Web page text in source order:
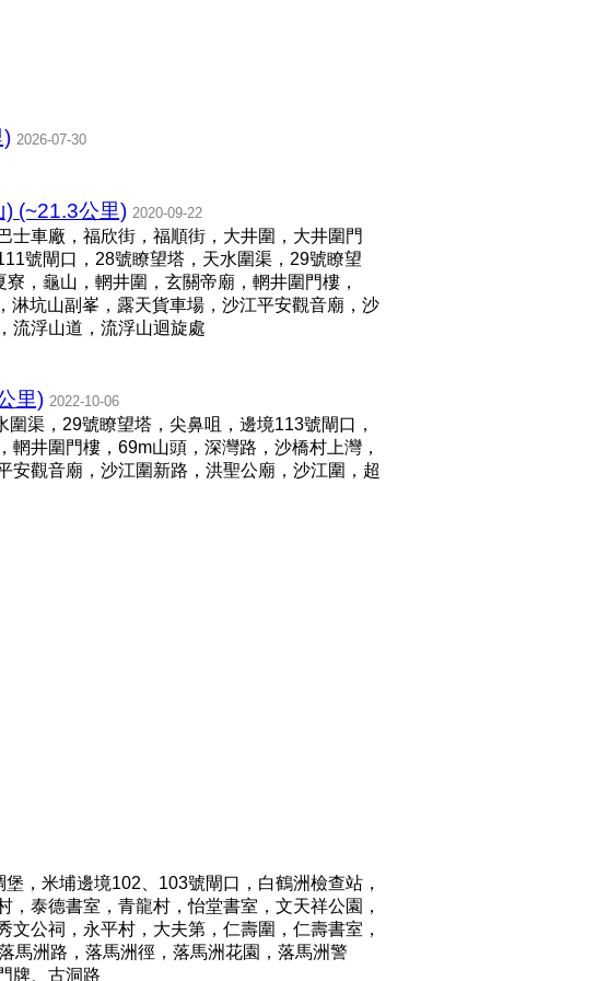
) 2026-07-30
(~21.3公里) 2020-09-22
士車廠，福欣街，福順街，大井圍，大井圍門
號閘口，28號瞭望塔，天水圍渠，29號瞭望
，龜山，輞井圍，玄關帝廟，輞井圍門樓，
淋坑山副峯，露天貨車場，沙江平安觀音廟，沙
流浮山道，流浮山迴旋處
里) 2022-10-06
渠，29號瞭望塔，尖鼻咀，邊境113號閘口，
井圍門樓，69m山頭，深灣路，沙橋村上灣，
觀音廟，沙江圍新路，洪聖公廟，沙江圍，超
，米埔邊境102、103號閘口，白鶴洲檢查站，
泰德書室，青龍村，怡堂書室，文天祥公園，
公祠，永平村，大夫第，仁壽圍，仁壽書室，
馬洲路，落馬洲徑，落馬洲花園，落馬洲警
牌、古洞路